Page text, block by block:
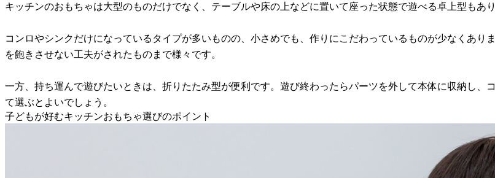
キッチンのおもちゃは大型のものだけでなく、テーブルや床の上などに置いて座った状態で遊べる卓上型もあり
コンロやシンクだけになっているタイプが多いものの、小さめでも、作りにこだわっているものが少なくあ
を飽きさせない工夫がされたものまで様々です。
一方、持ち運んで遊びたいときは、折りたたみ型が便利です。遊び終わったらパーツを外して本体に収納し、
て選ぶとよいでしょう。
子どもが好むキッチンおもちゃ選びのポイント